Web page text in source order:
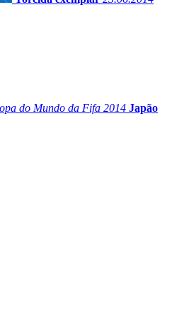
do Mundo da Fifa 2014 Japão